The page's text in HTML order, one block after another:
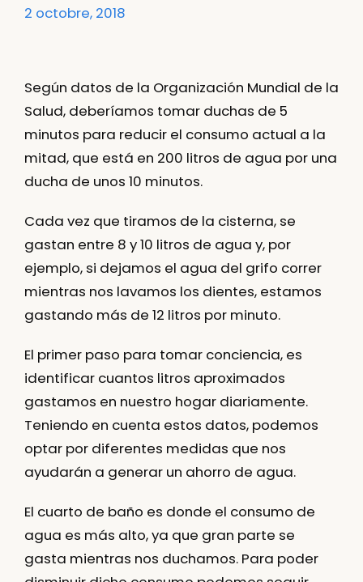
2 octobre, 2018
Según datos de la Organización Mundial de la
Salud, deberíamos tomar duchas de 5
minutos para reducir el consumo actual a la
mitad, que está en 200 litros de agua por una
ducha de unos 10 minutos.
Cada vez que tiramos de la cisterna, se
gastan entre 8 y 10 litros de agua y, por
ejemplo, si dejamos el agua del grifo correr
mientras nos lavamos los dientes, estamos
gastando más de 12 litros por minuto.
El primer paso para tomar conciencia, es
identificar cuantos litros aproximados
gastamos en nuestro hogar diariamente.
Teniendo en cuenta estos datos, podemos
optar por diferentes medidas que nos
ayudarán a generar un ahorro de agua.
El cuarto de baño es donde el consumo de
agua es más alto, ya que gran parte se
gasta mientras nos duchamos. Para poder